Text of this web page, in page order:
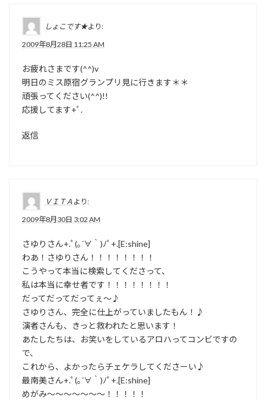
しょこです★より:
2009年8月28日 11:25 AM
お疲れさまです(^^)v
明日のミス原宿グランプリ見に行きます＊＊
頑張ってください(^^)!!
応援してます+ﾟ.
返信
ＶＩＴＡ より:
2009年8月30日 3:02 AM
さゆりさん+.ﾟ(｡´∀｀)ﾉﾟ+.[E:shine]
わあ！さゆりさん！！！！！！！！
こうやって本当に検索してくださって、
私は本当に幸せ者です！！！！！！！！
だってだってだってぇ～♪
さゆりさん、完全に仕上がっていましたもん！♪
演者さんも、きっと救われたと思います！
あたしたちは、お笑いをしているアロハってコンビですの
で、
これから、よかったらチェケラしてくださーい♪
最南美さん+.ﾟ(｡´∀｀)ﾉﾟ+.[E:shine]
めがみ～～～～～～～！！！！！